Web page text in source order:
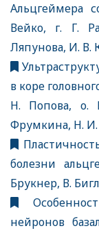
Альцгеймера
Вейко, г. Г.
Ляпунова, И. В.
в коре
Н. Попова, о.
Фрумкина, Н. И.
болезни
Брукнер, В.
нейронов